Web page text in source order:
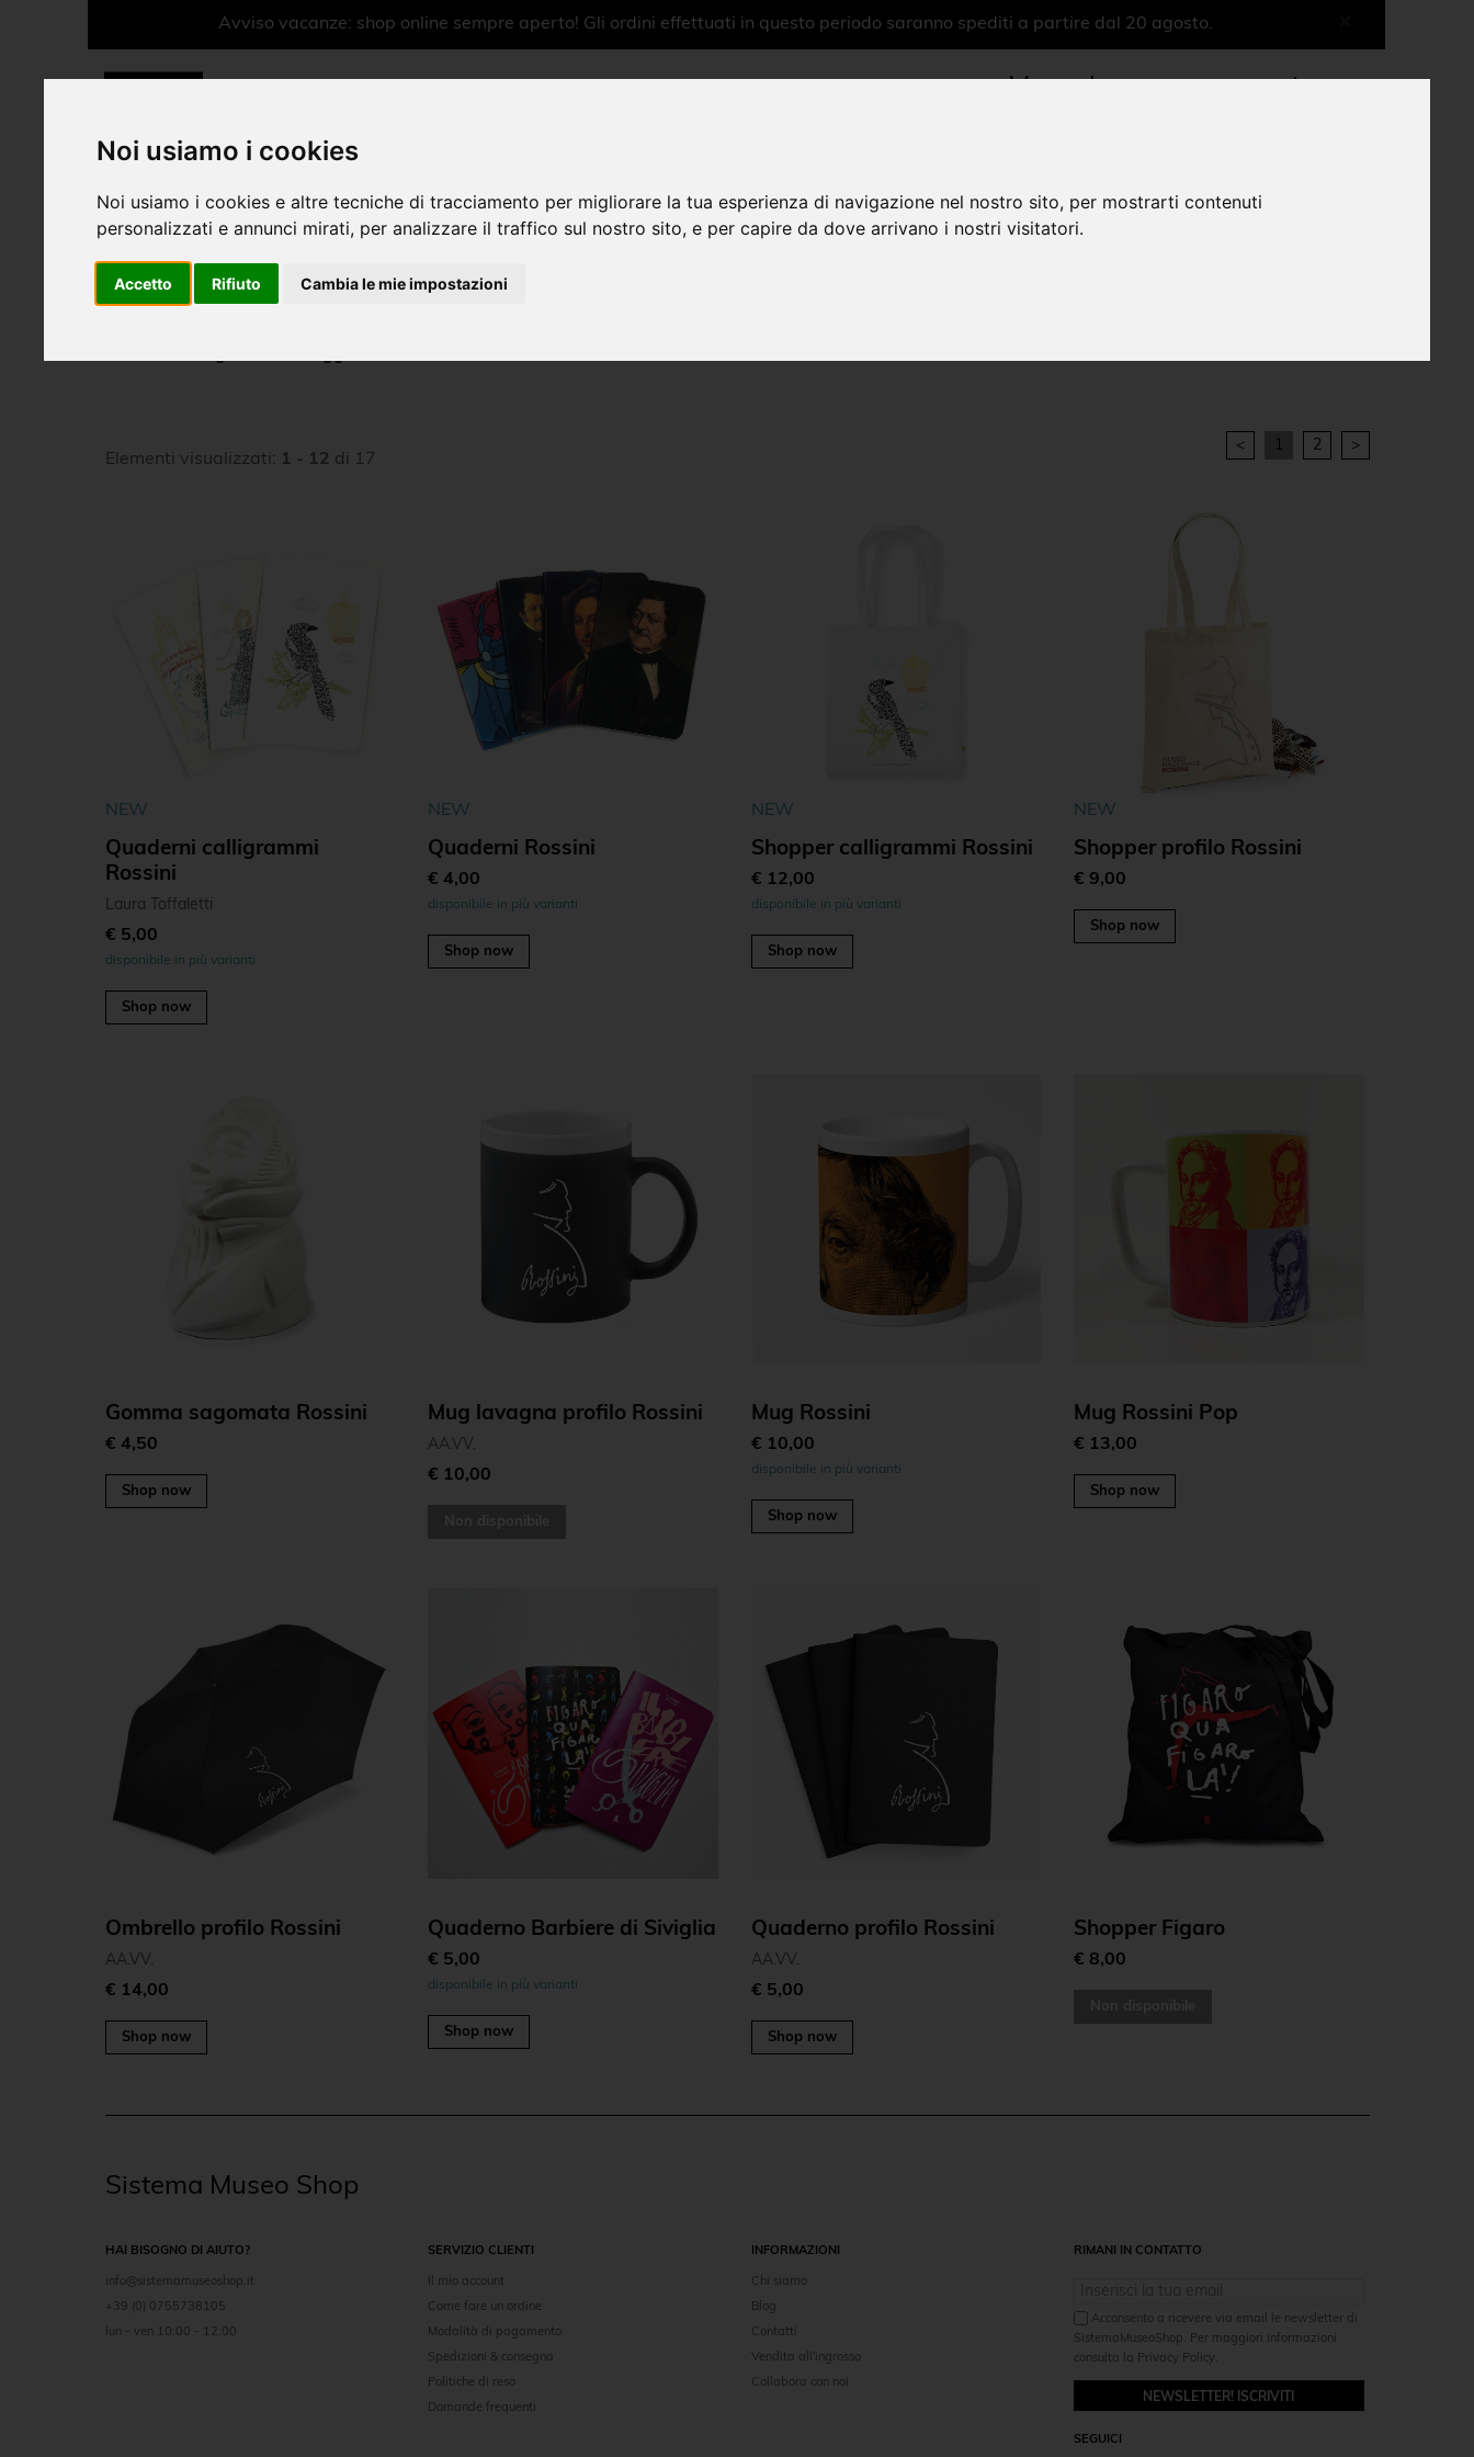
Noi usiamo i cookies
Noi usiamo i cookies e altre tecniche di tracciamento per migliorare la tua esperienza di navigazione nel nostro sito, per mostrarti contenuti
personalizzati e annunci mirati, per analizzare il traffico sul nostro sito, e per capire da dove arrivano i nostri visitatori.
Accetto Rifiuto Cambia le mie impostazioni
Avviso vacanze: shop online sempre aperto! Gli ordini effettuati in questo periodo saranno spediti a partire dal 20 agosto.
More shops more experiences
Oggettistica
Linea Rossini
Elementi visualizzati: 1 - 12 di 17
< 1 2 >
NEW
Quaderni calligrammi
Rossini
Laura Toffaletti
€ 5,00
disponibile in più varianti
Shop now
NEW
Quaderni Rossini
€ 4,00
disponibile in più varianti
Shop now
NEW
Shopper calligrammi Rossini
€ 12,00
disponibile in più varianti
Shop now
NEW
Shopper profilo Rossini
€ 9,00
Shop now
Gomma sagomata Rossini
€ 4,50
Shop now
Mug lavagna profilo Rossini
AA.VV.
€ 10,00
Mug Rossini
€ 10,00
disponibile in più varianti
Shop now
Mug Rossini Pop
€ 13,00
Shop now
Ombrello profilo Rossini
AA.VV.
€ 14,00
Shop now
Quaderno Barbiere di Siviglia
€ 5,00
disponibile in più varianti
Shop now
Quaderno profilo Rossini
AA.VV.
€ 5,00
Shop now
Shopper Figaro
€ 8,00
Sistema Museo Shop
HAI BISOGNO DI AIUTO?
info@sistemamuseoshop.it
+39 (0) 0755738105
lun - ven 10:00 - 12:00
SERVIZIO CLIENTI
Il mio account
Come fare un ordine
Modalità di pagamento
Spedizioni & consegna
Politiche di reso
Domande frequenti
INFORMAZIONI
Chi siamo
Blog
Contatti
Vendita all'ingrosso
Collabora con noi
RIMANI IN CONTATTO
Acconsento a ricevere via email le newsletter di
SistemaMuseoShop. Per maggiori informazioni
consulta la Privacy Policy.
NEWSLETTER! ISCRIVITI
SEGUICI